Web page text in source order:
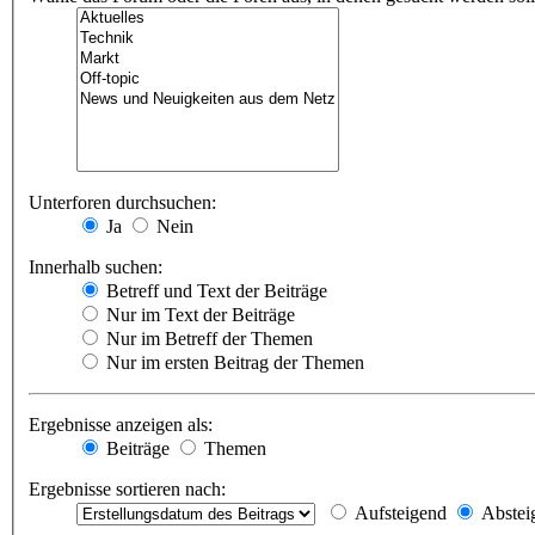
Unterforen durchsuchen:
Ja
Nein
Innerhalb suchen:
Betreff und Text der Beiträge
Nur im Text der Beiträge
Nur im Betreff der Themen
Nur im ersten Beitrag der Themen
Ergebnisse anzeigen als:
Beiträge
Themen
Ergebnisse sortieren nach:
Aufsteigend